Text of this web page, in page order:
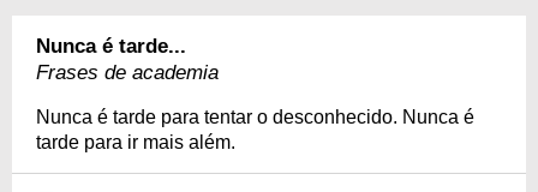
Nunca é tarde...
Frases de academia
Nunca é tarde para tentar o desconhecido. Nunca é
tarde para ir mais além.